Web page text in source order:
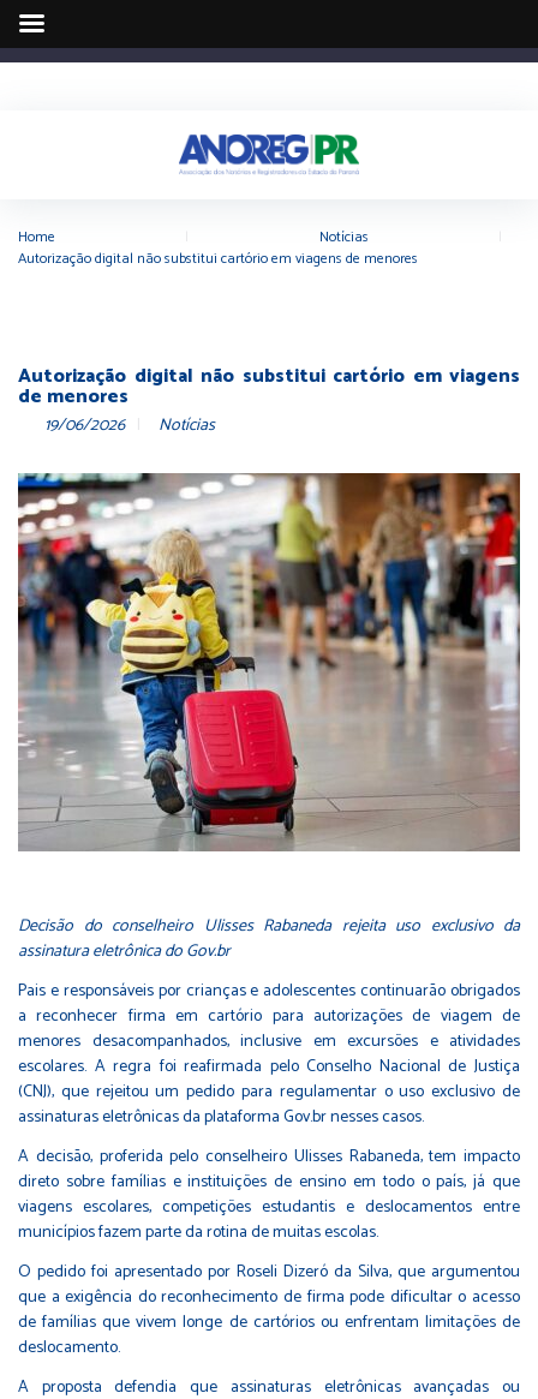
Home Notícias
Autorização digital não substitui cartório em viagens de menores
Autorização digital não substitui cartório em viagens
de menores
19/06/2026 Notícias
Decisão do conselheiro Ulisses Rabaneda rejeita uso exclusivo da
assinatura eletrônica do Gov.br
Pais e responsáveis por crianças e adolescentes continuarão obrigados
a reconhecer firma em cartório para autorizações de viagem de
menores desacompanhados, inclusive em excursões e atividades
escolares. A regra foi reafirmada pelo Conselho Nacional de Justiça
(CNJ), que rejeitou um pedido para regulamentar o uso exclusivo de
assinaturas eletrônicas da plataforma Gov.br nesses casos.
A decisão, proferida pelo conselheiro Ulisses Rabaneda, tem impacto
direto sobre famílias e instituições de ensino em todo o país, já que
viagens escolares, competições estudantis e deslocamentos entre
municípios fazem parte da rotina de muitas escolas.
O pedido foi apresentado por Roseli Dizeró da Silva, que argumentou
que a exigência do reconhecimento de firma pode dificultar o acesso
de famílias que vivem longe de cartórios ou enfrentam limitações de
deslocamento.
A proposta defendia que assinaturas eletrônicas avançadas ou